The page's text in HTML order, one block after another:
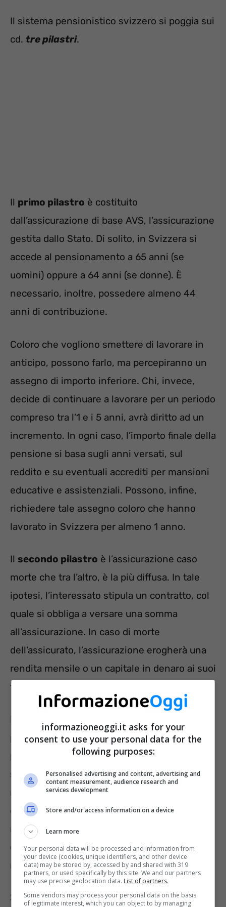
Il sistema pensionistico svizzero si poggia sui
cd. tre pilastri.
Il primo pilastro è costituito
dall’assicurazione di base AVS, l’assicurazione
gestita dallo Stato. Di solito, in Svizzera si
accede al pensionamento a 65 anni (se
uomini) oppure a 64 anni (se donne). È
necessario, inoltre, possedere almeno 44
anni di contribuzione.
Coloro che vogliono smettere di lavorare in
anticipo, possono farlo, ma percepiranno un
assegno di importo inferiore. Chi, invece,
decide di continuare a lavorare per un periodo
compreso tra l’1 e i 5 anni, avrà diritto ad un
incremento. In ogni caso, l’importo finale della
pensione si basa sugli anni versati, sul
reddito e su eventuali accrediti per mansioni
educative e assistenziali. Possono, infine,
richiedere tale assegno coloro che hanno
lavorato in Svizzera per almeno 1 anno.
Il secondo pilastro è l’assicurazione caso
morte che tra l’altro, è la più diffusa. In tale
ipotesi, l’interessato stipula un contratto, col
quale si obbliga a versare una somma
all’assicurazione. In caso di morte
dell’assicurato, l’assicurazione erogherà una
rendita mensile o un capitale in denaro ai suoi
familiari.
Il
pensione privata. Tale forma pensionistica
prevede la stipulazione di un’assicurazione
sulla vita. L’assicurato, dunque, versa ogni
mese un premio, per un determinato periodo
di tempo; alla fine, percepirà una rendita
mensile. È possibile stabilire, al momento
della stipula, di percepire la pensione anche
nel caso di trasferimento in Italia.
Si ha diritto alla rendita estera
informazioneoggi.it asks for your
consent to use your personal data for the
following purposes:
Personalised advertising and content, advertising and
content measurement, audience research and
services development
Store and/or access information on a device
Learn more
Your personal data will be processed and information from
your device (cookies, unique identifiers, and other device
data) may be stored by, accessed by and shared with 319
partners, or used specifically by this site. We and our partners
may use precise geolocation data. List of partners.
Some vendors may process your personal data on the basis
of legitimate interest, which you can object to by managing